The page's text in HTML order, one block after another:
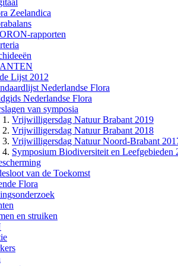
Zeelandica
rapporten
Lijst 2012
Nederlandse Flora
Nederlandse Flora
van symposia
Vrijwilligersdag Natuur Brabant 2019
Vrijwilligersdag Natuur Brabant 2018
Vrijwilligersdag Natuur Noord-Brabant
Symposium Biodiversiteit en Leefgebieden
van de Toekomst
Flora
en struiken